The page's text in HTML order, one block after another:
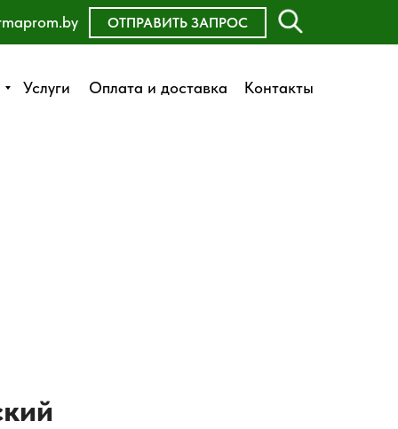
Услуги Оплата и доставка Контакты
ОТПРАВИТЬ ЗАПРОС
Услуги Оплата и доставка Контакты
ОСТАВИТЬ ЗАЯВКУ